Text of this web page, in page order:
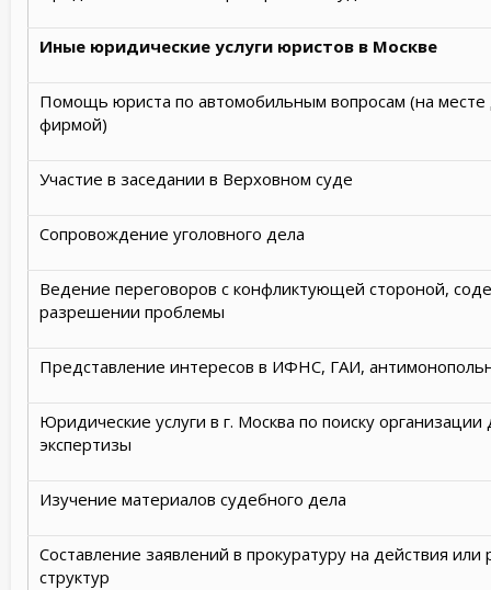
Иные юридические услуги юристов в Москве
Помощь юриста по автомобильным вопросам (на месте
фирмой)
Участие в заседании в Верховном суде
Сопровождение уголовного дела
Ведение переговоров с конфликтующей стороной,
разрешении проблемы
Представление интересов в ИФНС, ГАИ,
Юридические услуги в г. Москва по поиску
экспертизы
Изучение материалов судебного дела
Составление заявлений в прокуратуру на действия
структур